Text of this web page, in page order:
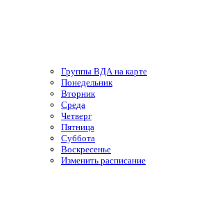
Группы ВДА на карте
Понедельник
Вторник
Среда
Четверг
Пятница
Суббота
Воскресенье
Изменить расписание